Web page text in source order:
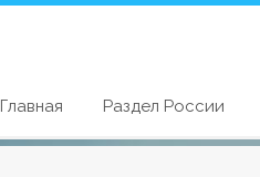
Главная Раздел России